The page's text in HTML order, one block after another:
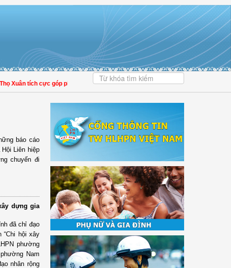
Xuân tích cực góp phần nâng cao tỷ lệ người dân tham gia bảo hiểm y tế
báo cáo
Liên hiệp
chuyến đi
dựng gia
đã chỉ đạo
“Chi hội xây
phường
Nam
nhân rộng